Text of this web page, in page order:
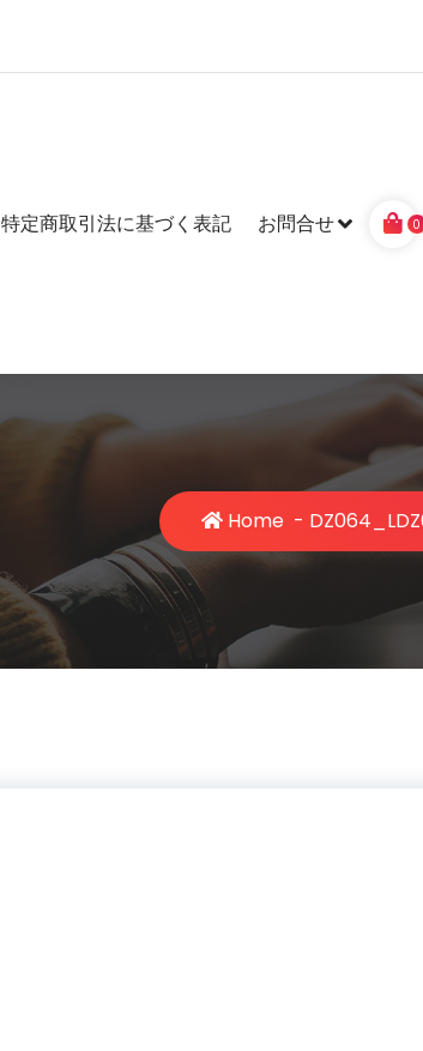
特定商取引法に基づく表記 お問合せ 0
Home - DZ064_L